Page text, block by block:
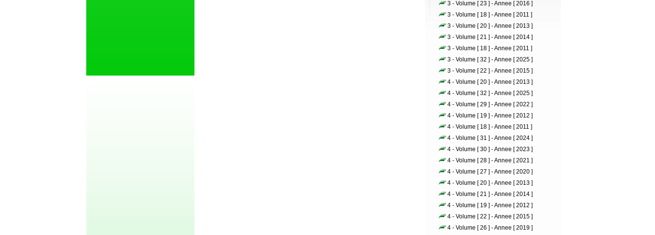
3 - Volume [ 23 ] - Annee [ 2016 ]
3 - Volume [ 18 ] - Annee [ 2011 ]
3 - Volume [ 20 ] - Annee [ 2013 ]
3 - Volume [ 21 ] - Annee [ 2014 ]
3 - Volume [ 18 ] - Annee [ 2011 ]
3 - Volume [ 32 ] - Annee [ 2025 ]
3 - Volume [ 22 ] - Annee [ 2015 ]
4 - Volume [ 20 ] - Annee [ 2013 ]
4 - Volume [ 32 ] - Annee [ 2025 ]
4 - Volume [ 29 ] - Annee [ 2022 ]
4 - Volume [ 19 ] - Annee [ 2012 ]
4 - Volume [ 18 ] - Annee [ 2011 ]
4 - Volume [ 31 ] - Annee [ 2024 ]
4 - Volume [ 30 ] - Annee [ 2023 ]
4 - Volume [ 28 ] - Annee [ 2021 ]
4 - Volume [ 27 ] - Annee [ 2020 ]
4 - Volume [ 20 ] - Annee [ 2013 ]
4 - Volume [ 21 ] - Annee [ 2014 ]
4 - Volume [ 19 ] - Annee [ 2012 ]
4 - Volume [ 22 ] - Annee [ 2015 ]
4 - Volume [ 26 ] - Annee [ 2019 ]